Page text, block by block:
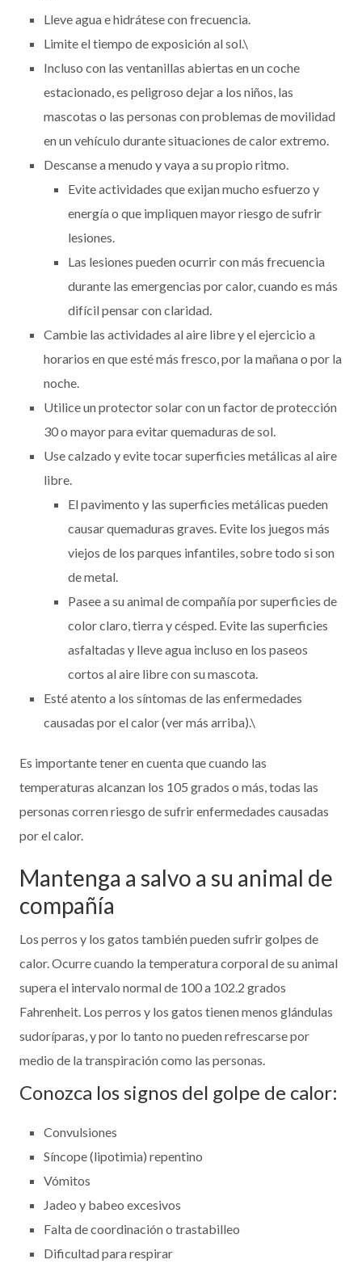
Lleve agua e hidrátese con frecuencia.
Limite el tiempo de exposición al sol.\
Incluso con las ventanillas abiertas en un coche
estacionado, es peligroso dejar a los niños, las
mascotas o las personas con problemas de movilidad
en un vehículo durante situaciones de calor extremo.
Descanse a menudo y vaya a su propio ritmo.
Evite actividades que exijan mucho esfuerzo y
energía o que impliquen mayor riesgo de sufrir
lesiones.
Las lesiones pueden ocurrir con más frecuencia
durante las emergencias por calor, cuando es más
difícil pensar con claridad.
Cambie las actividades al aire libre y el ejercicio a
horarios en que esté más fresco, por la mañana o por la
noche.
Utilice un protector solar con un factor de protección
30 o mayor para evitar quemaduras de sol.
Use calzado y evite tocar superficies metálicas al aire
libre.
El pavimento y las superficies metálicas pueden
causar quemaduras graves. Evite los juegos más
viejos de los parques infantiles, sobre todo si son
de metal.
Pasee a su animal de compañía por superficies de
color claro, tierra y césped. Evite las superficies
asfaltadas y lleve agua incluso en los paseos
cortos al aire libre con su mascota.
Esté atento a los síntomas de las enfermedades
causadas por el calor (ver más arriba).\
Es importante tener en cuenta que cuando las
temperaturas alcanzan los 105 grados o más, todas las
personas corren riesgo de sufrir enfermedades causadas
por el calor.
Mantenga a salvo a su animal de
compañía
Los perros y los gatos también pueden sufrir golpes de
calor. Ocurre cuando la temperatura corporal de su animal
supera el intervalo normal de 100 a 102.2 grados
Fahrenheit. Los perros y los gatos tienen menos glándulas
sudoríparas, y por lo tanto no pueden refrescarse por
medio de la transpiración como las personas.
Conozca los signos del golpe de calor:
Convulsiones
Síncope (lipotimia) repentino
Vómitos
Jadeo y babeo excesivos
Falta de coordinación o trastabilleo
Dificultad para respirar